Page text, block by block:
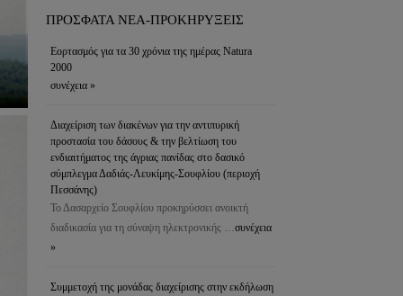
ΠΡΟΣΦΑΤΑ ΝΕΑ-ΠΡΟΚΗΡΥΞΕΙΣ
Εορτασμός για τα 30 χρόνια της ημέρας Natura
2000
συνέχεια »
Διαχείριση των διακένων για την αντιπυρική
προστασία του δάσους & την βελτίωση του
ενδιαιτήματος της άγριας πανίδας στο δασικό
σύμπλεγμα Δαδιάς-Λευκίμης-Σουφλίου (περιοχή
Πεσσάνης)
Το Δασαρχείο Σουφλίου προκηρύσσει ανοικτή
διαδικασία για τη σύναψη ηλεκτρονικής …συνέχεια
»
Συμμετοχή της μονάδας διαχείρισης στην εκδήλωση